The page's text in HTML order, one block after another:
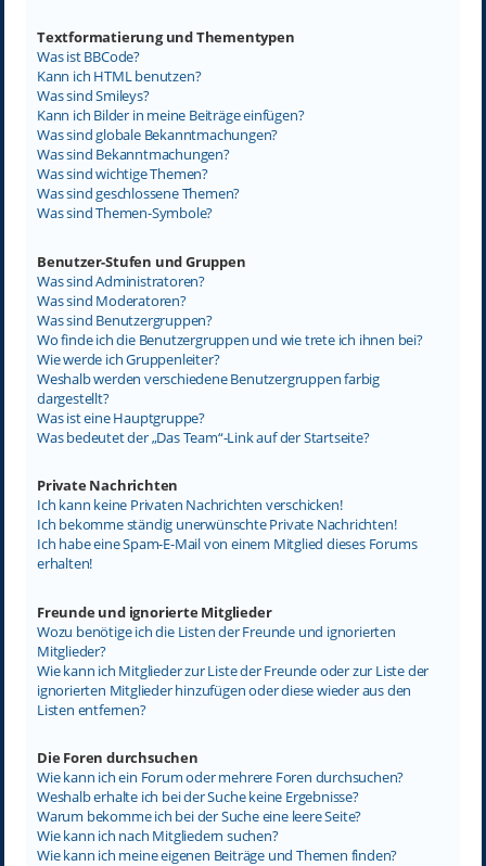
Textformatierung und Thementypen
Was ist BBCode?
Kann ich HTML benutzen?
Was sind Smileys?
Kann ich Bilder in meine Beiträge einfügen?
Was sind globale Bekanntmachungen?
Was sind Bekanntmachungen?
Was sind wichtige Themen?
Was sind geschlossene Themen?
Was sind Themen-Symbole?
Benutzer-Stufen und Gruppen
Was sind Administratoren?
Was sind Moderatoren?
Was sind Benutzergruppen?
Wo finde ich die Benutzergruppen und wie trete ich ihnen bei?
Wie werde ich Gruppenleiter?
Weshalb werden verschiedene Benutzergruppen farbig
dargestellt?
Was ist eine Hauptgruppe?
Was bedeutet der „Das Team“-Link auf der Startseite?
Private Nachrichten
Ich kann keine Privaten Nachrichten verschicken!
Ich bekomme ständig unerwünschte Private Nachrichten!
Ich habe eine Spam-E-Mail von einem Mitglied dieses Forums
erhalten!
Freunde und ignorierte Mitglieder
Wozu benötige ich die Listen der Freunde und ignorierten
Mitglieder?
Wie kann ich Mitglieder zur Liste der Freunde oder zur Liste der
ignorierten Mitglieder hinzufügen oder diese wieder aus den
Listen entfernen?
Die Foren durchsuchen
Wie kann ich ein Forum oder mehrere Foren durchsuchen?
Weshalb erhalte ich bei der Suche keine Ergebnisse?
Warum bekomme ich bei der Suche eine leere Seite?
Wie kann ich nach Mitgliedern suchen?
Wie kann ich meine eigenen Beiträge und Themen finden?